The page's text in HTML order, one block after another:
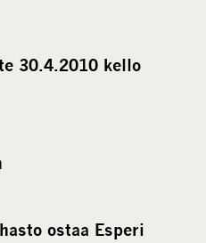
30.4.2010 kello
ostaa Esperi